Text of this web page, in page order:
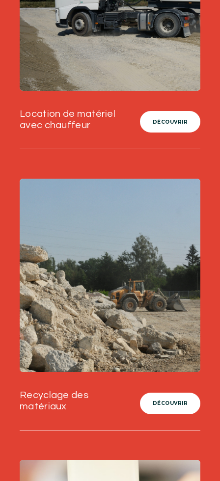
Location de matériel
avec chauffeur
DÉCOUVRIR
Recyclage des
matériaux
DÉCOUVRIR